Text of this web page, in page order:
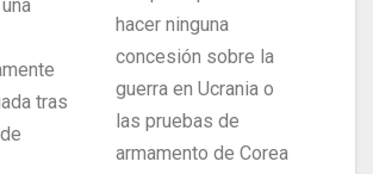
tras
hacer ninguna
concesión sobre la
guerra en Ucrania o
las pruebas de
armamento de Corea